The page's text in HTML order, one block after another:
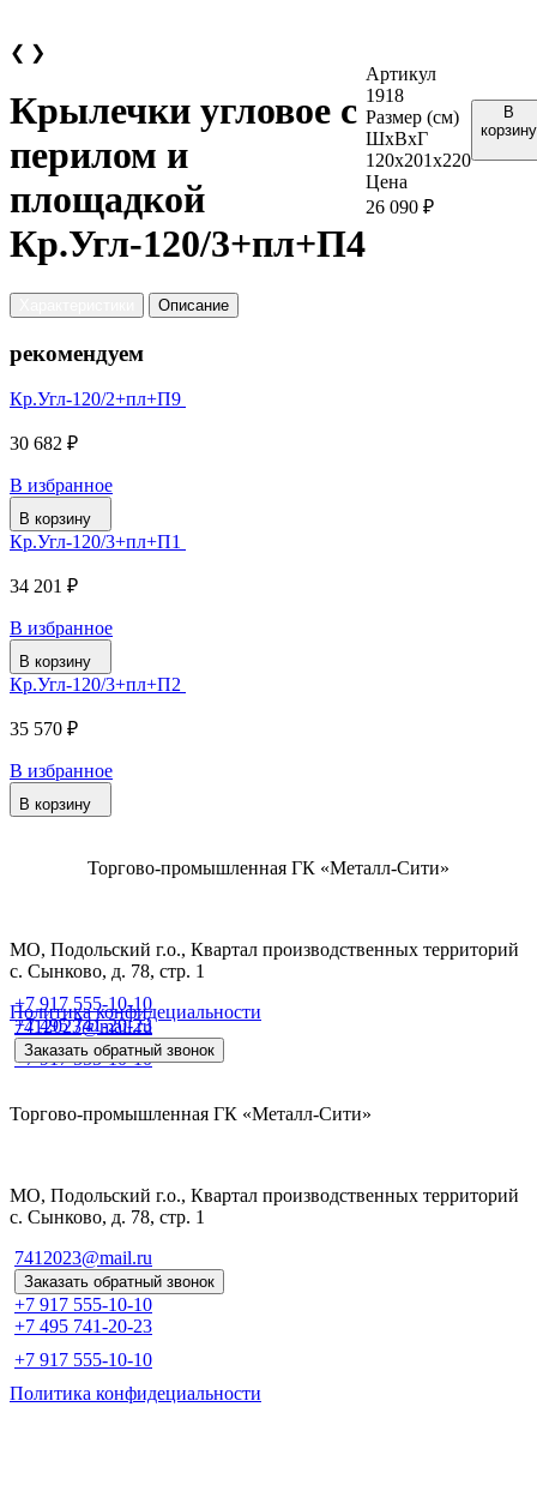
❮ ❯
Крылечки угловое с
перилом и
площадкой
Кр.Угл-120/3+пл+П4
Артикул
1918
Размер (см)
ШхВхГ
120х201х220
Цена
26 090 ₽
В
корзину
Описание
рекомендуем
Кр.Угл-120/2+пл+П9
30 682 ₽
В избранное
В корзину
Кр.Угл-120/3+пл+П1
34 201 ₽
В избранное
В корзину
Кр.Угл-120/3+пл+П2
35 570 ₽
В избранное
В корзину
Торгово-промышленная ГК «Металл-Сити»
МО, Подольский г.о., Квартал производственных территорий
с. Сынково, д. 78, стр. 1
Политика конфидециальности
+7 917 555-10-10
+7 495 741-20-23
+7 917 555-10-10
7412023@mail.ru
Заказать обратный звонок
Торгово-промышленная ГК «Металл-Сити»
МО, Подольский г.о., Квартал производственных территорий
с. Сынково, д. 78, стр. 1
7412023@mail.ru
Заказать обратный звонок
+7 917 555-10-10
+7 495 741-20-23
+7 917 555-10-10
Политика конфидециальности